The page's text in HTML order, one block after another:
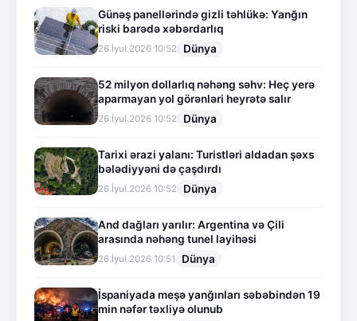
Günəş panellərində gizli təhlükə: Yanğın
riski barədə xəbərdarlıq
26.İyul.2026 10:52 Dünya
52 milyon dollarlıq nəhəng səhv: Heç yerə
aparmayan yol görənləri heyrətə salır
26.İyul.2026 10:52 Dünya
Tarixi ərazi yalanı: Turistləri aldadan şəxs
bələdiyyəni də çaşdırdı
26.İyul.2026 10:52 Dünya
And dağları yarılır: Argentina və Çili
arasında nəhəng tunel layihəsi
26.İyul.2026 10:51 Dünya
İspaniyada meşə yanğınları səbəbindən 19
min nəfər təxliyə olunub